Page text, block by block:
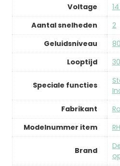
Voltage
Aantal snelheden
‎2
Geluidsniveau
Looptijd
Speciale functies
Fabrikant
Modelnummer item
Brand